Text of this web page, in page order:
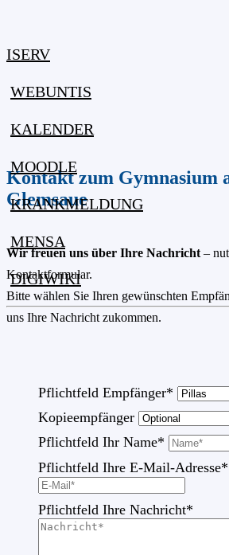
ISERV
WEBUNTIS
KALENDER
MOODLE
KRANKMELDUNG
MENSA
DIGIWIKI
Kontakt zum Gymnasium
Glemsaue
Wir freuen uns über Ihre Nachricht –
Kontaktformular.
Bitte wählen Sie Ihren gewünschten
uns Ihre Nachricht zukommen.
Pflichtfeld Empfänger*
Kopieempfänger
Pflichtfeld Ihr Name*
Pflichtfeld Ihre E-Mail-Adresse*
Pflichtfeld Ihre Nachricht*